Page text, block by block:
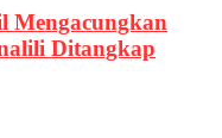
Mengacungkan
Ditangkap